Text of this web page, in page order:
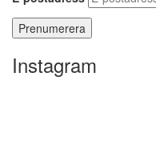
Instagram